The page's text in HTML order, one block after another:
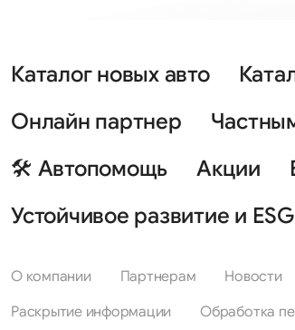
Каталог новых авто
Онлайн партнер
🛠 Автопомощь
Акции
Устойчивое развитие и ESG
О компании Партнерам Новости
Раскрытие информации
Обработка